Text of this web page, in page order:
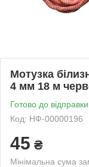
Мотузка
4 мм 18 м
Готово до відправки
Код: НФ-00000196
45 ₴
Мінімальна сума